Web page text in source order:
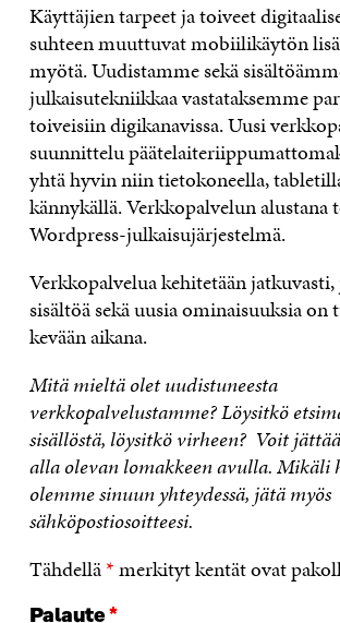
Käyttäjien tarpeet ja toiveet
suhteen muuttuvat mobiilikäytön
myötä. Uudistamme sekä
julkaisutekniikkaa vastataksemme
toiveisiin digikanavissa. Uusi
suunnittelu
yhtä hyvin niin tietokoneella,
kännykällä. Verkkopalvelun
Wordpress-julkaisujärjestelmä.
Verkkopalvelua kehitetään
sisältöä sekä uusia ominaisuuksia on
kevään aikana.
Mitä mieltä olet uudistuneesta
verkkopalvelustamme? Löysitkö
sisällöstä, löysitkö virheen? Voit
alla olevan lomakkeen avulla. Mikäli
olemme sinuun yhteydessä, jätä myös
sähköpostiosoitteesi.
Tähdellä*merkityt kentät ovat
Palaute*